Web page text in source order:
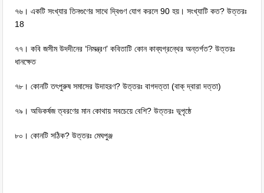
৭৬। একটি সংখ্যার তিনগুণের সাথে দ্বিগুণ যোগ করলে 90 হয়। সংখ্যাটি কত? উত্তরঃ
18
৭৭। কবি জসীম উদদীনের ‘নিমন্ত্রণ’ কবিতাটি কোন কাব্যগ্রন্থের অন্তর্গত? উত্তরঃ
ধানক্ষেত
৭৮। কোনটি তৎপুরুষ সমাসের উদাহরণ? উত্তরঃ বাগদত্তা (বাক্‌ দ্বারা দত্তা)
৭৯। অভিকর্ষজ ত্বরণের মান কোথায় সবচেয়ে বেশি? উত্তরঃ ভূপৃষ্ঠে
৮০। কোনটি সঠিক? উত্তরঃ মেঘপুঞ্জ